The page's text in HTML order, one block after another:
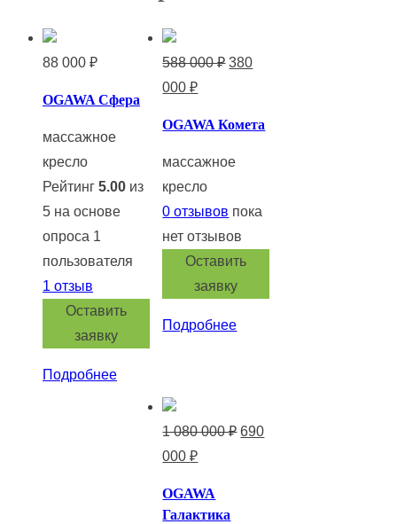
88 000 ₽
OGAWA Сфера
массажное
кресло
Рейтинг 5.00 из
5 на основе
опроса 1
пользователя
1 отзыв
Оставить
заявку
Подробнее
588 000₽ Первоначальная
588
000 ₽.
380
000₽Текущая
380
000 ₽.
OGAWA Комета
массажное
кресло
0 отзывов пока
нет отзывов
Оставить
заявку
Подробнее
1 080 000₽ Первоначальная
690
000₽Текущая
690
OGAWA
Галактика